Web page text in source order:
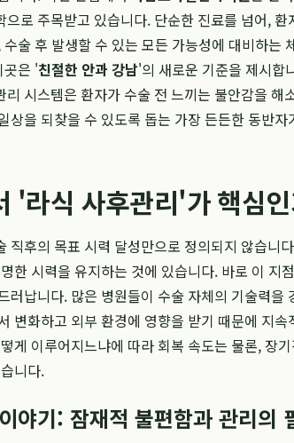
로 주목받고 있습니다. 단순한 진료를 넘어, 환
술 후 발생할 수 있는 모든 가능성에 대비하는
곳은 '친절한 안과 강남'의 새로운 기준을 제시합
리 시스템은 환자가 수술 전 느끼는 불안감을 해
상을 되찾을 수 있도록 돕는 가장 든든한 동반자
'라식 사후관리'가 핵심
직후의 목표 시력 달성만으로 정의되지 않습니
한 시력을 유지하는 것에 있습니다. 바로 이 지
러납니다. 많은 병원들이 수술 자체의 기술력을
변화하고 외부 환경에 영향을 받기 때문에 지속
게 이루어지느냐에 따라 회복 속도는 물론, 장
니다.
야기: 잠재적 불편함과 관리의